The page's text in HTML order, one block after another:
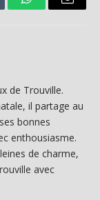
WhatsAppEmail
de Trouville.
il partage au
bonnes
enthousiasme.
de charme,
avec